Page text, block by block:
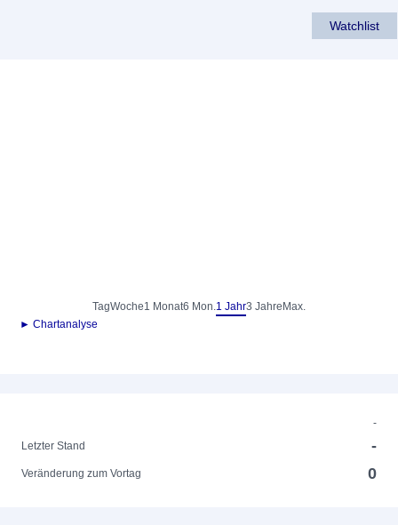
Watchlist
TagWoche1 Monat6 Mon.1 Jahr3 Jahre Max.
► Chartanalyse
-
Letzter Stand
-
Veränderung zum Vortag 0